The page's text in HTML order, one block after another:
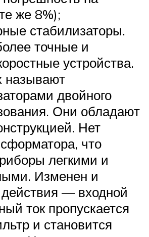
же 8%);
стабилизаторы.
точные и
устройства.
называют
двойного
Они обладают
Нет
что
легкими и
Изменен и
— входной
ток пропускается
и становится